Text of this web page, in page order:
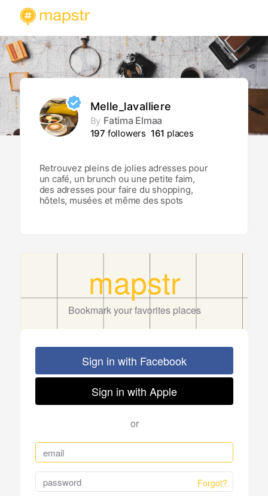
Melle_lavalliere
By Fatima Elmaa
197 followers 161 places
Retrouvez pleins de jolies adresses pour
un café, un brunch ou une petite faim,
des adresses pour faire du shopping,
hôtels, musées et même des spots